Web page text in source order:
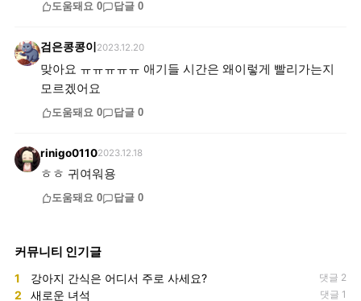
도움돼요 0 답글 0
검은콩콩이 2023.12.20
맞아요 ㅠㅠㅠㅠㅠ 애기들 시간은 왜이렇게 빨리가는지
모르겠어요
도움돼요 0 답글 0
rinigo01102023.12.18
ㅎㅎ 귀여워용
도움돼요 0 답글 0
커뮤니티 인기글
1 강아지 간식은 어디서 주로 사세요? 댓글 2
2 새로운 녀석 댓글 1